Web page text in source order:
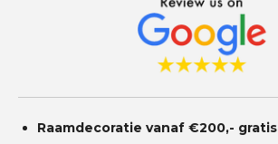
e
n
Raamdecoratie vanaf €200,- gratis